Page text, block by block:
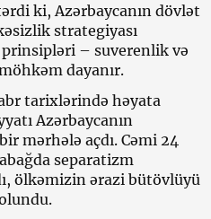
ki, Azərbaycanın dövlət
strategiyası
– suverenlik və
dayanır.
tarixlərində həyata
Azərbaycanın
mərhələ açdı. Cəmi 24
separatizm
ölkəmizin ərazi bütövlüyü